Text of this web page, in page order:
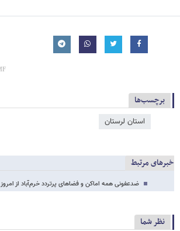
برچسب‌ها
استان لرستان
خبرهای مرتبط
ضدعفونی همه اماکن و فضاهای پرتردد خرم‌آباد از امروز
نظر شما